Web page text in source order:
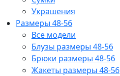
Украшения
Размеры 48-56
Все модели
Блузы размеры 48-56
Брюки размеры 48-56
Жакеты размеры 48-56